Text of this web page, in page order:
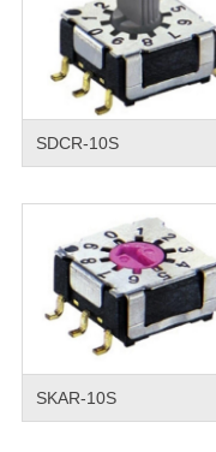
SDCR-10S
SKAR-10S